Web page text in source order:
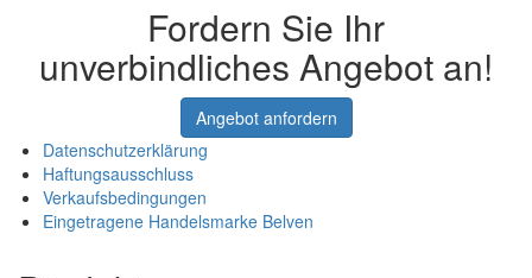
Fordern Sie Ihr
unverbindliches Angebot an!
Angebot anfordern
Datenschutzerklärung
Haftungsausschluss
Verkaufsbedingungen
Eingetragene Handelsmarke Belven